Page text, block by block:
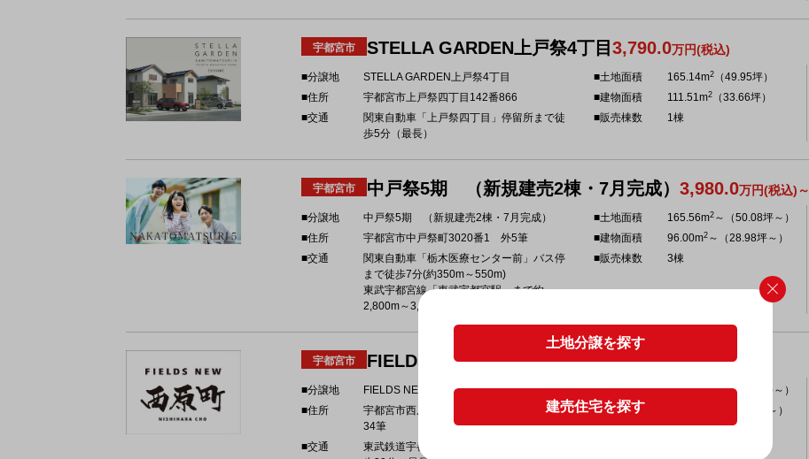
宇都宮市 STELLA GARDEN上戸祭4丁目 3,790.0万円(税込)
■分譲地
STELLA GARDEN上戸祭4丁目
■住所
宇都宮市上戸祭四丁目142番866
■交通
関東自動車「上戸祭四丁目」停留所まで徒
歩5分（最長）
■土地面積 165.14m2
（49.95坪）
■建物面積
111.51m2
（33.66坪）
■販売棟数
1棟
宇都宮市 中戸祭5期 （新規建売2棟・7月完成） 3,980.0万円(税込)～
■分譲地
中戸祭5期 （新規建売2棟・7月完成）
■住所
宇都宮市中戸祭町3020番1 外5筆
■交通
関東自動車「栃木医療センター前」バス停
まで徒歩7分(約350m～550m)
東武宇都宮線「東武宇都宮駅」まで約
2,800m～3,000m
■土地面積 165.56m2 ～（50.08坪～）
■建物面積
96.00m2 ～（28.98坪～）
■販売棟数
3棟
宇都宮市 FIELDS NEW 西原町2,690.0万円(税込)～
■分譲地
FIELDS NEW 西原町
■住所
宇都宮市西原町字御山屋敷下3345番 他
34筆
■交通
東武鉄道宇都宮線「東部宇都宮」駅まで徒
■土地面積 151.31m2～（45.77坪～）
■建物面積
～（21.74坪～）
土地分譲を探す
建売住宅を探す